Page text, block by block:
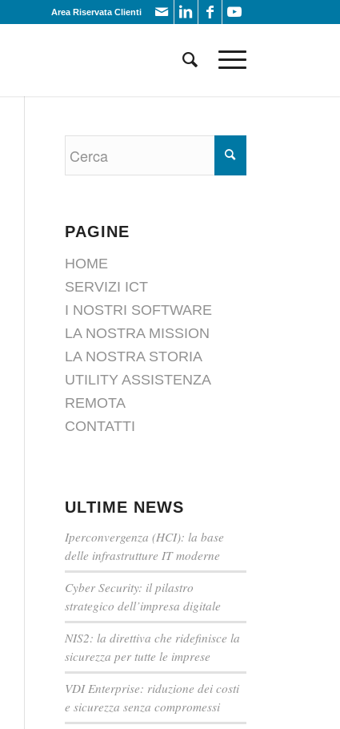
Area Riservata Clienti
PAGINE
HOME
SERVIZI ICT
I NOSTRI SOFTWARE
LA NOSTRA MISSION
LA NOSTRA STORIA
UTILITY ASSISTENZA
REMOTA
CONTATTI
ULTIME NEWS
Iperconvergenza (HCI): la base
delle infrastrutture IT moderne
Cyber Security: il pilastro
strategico dell’impresa digitale
NIS2: la direttiva che ridefinisce la
sicurezza per tutte le imprese
VDI Enterprise: riduzione dei costi
e sicurezza senza compromessi